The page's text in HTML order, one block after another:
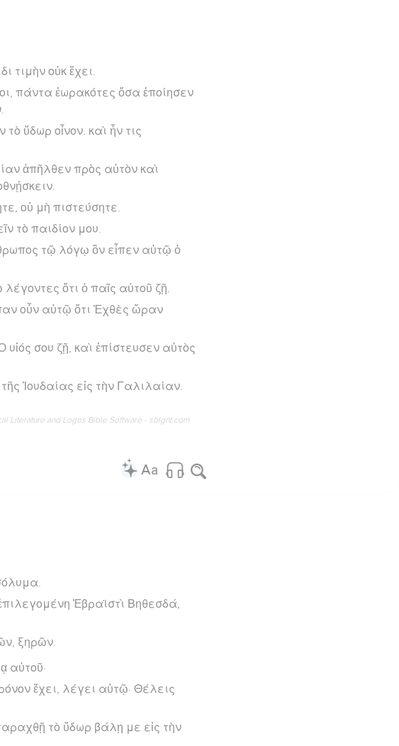
τιμὴν οὐκ ἔχει.
πάντα ἑωρακότες ὅσα ἐποίησεν
ὕδωρ οἶνον. καὶ ἦν τις
ἀπῆλθεν πρὸς αὐτὸν καὶ
οὐ μὴ πιστεύσητε.
τὸ παιδίον μου.
τῷ λόγῳ ὃν εἶπεν αὐτῷ ὁ
ὅτι ὁ παῖς αὐτοῦ ζῇ.
οὖν αὐτῷ ὅτι Ἐχθὲς ὥραν
υἱός σου ζῇ, καὶ ἐπίστευσεν αὐτὸς
Ἰουδαίας εἰς τὴν Γαλιλαίαν.
Literature and Logos Bible Software - sblgnt.com
Ἑβραϊστὶ Βηθεσδά,
ξηρῶν.
αὐτοῦ·
ἔχει, λέγει αὐτῷ· Θέλεις
τὸ ὕδωρ βάλῃ με εἰς τὴν